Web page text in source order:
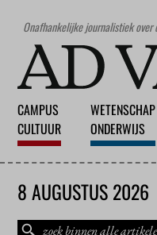
Onafhankelijke journalistiek
CAMPUS
CULTUUR
WETENSCHAP
ONDERWIJS
8 AUGUSTUS 2026